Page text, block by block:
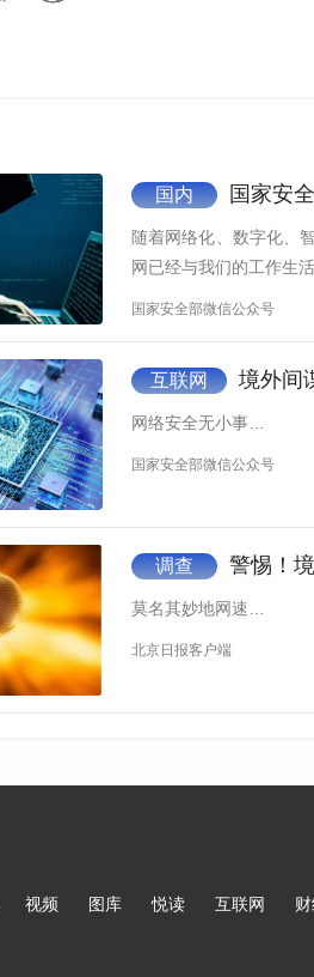
22日，西北工业大学发布公开声
目，地位十分特殊，网络安全十分
国内 国家安
随着网络化、数字化、
网已经与我们的工作生
国家安全部微信公众号
互联网 境外间
网络安全无小事…
国家安全部微信公众号
调查 警惕！
莫名其妙地网速…
北京日报客户端
视频 图库 悦读 互联网